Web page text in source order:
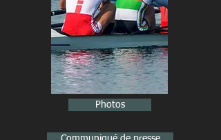
Photos